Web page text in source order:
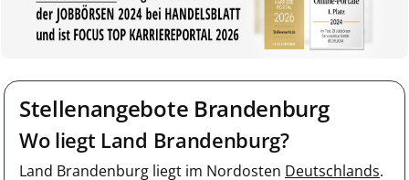
Stellenangebote Brandenburg
Wo liegt Land Brandenburg?
Land Brandenburg liegt im Nordosten Deutschlands.